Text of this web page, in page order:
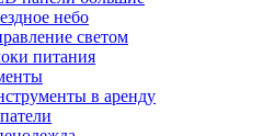
небо
светом
питания
в аренду